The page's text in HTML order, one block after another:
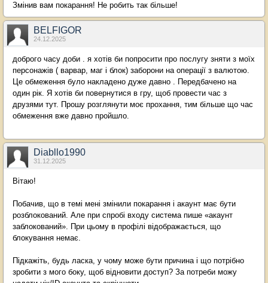
Змінив вам покарання! Не робить так більше!
BELFIGOR
24.12.2025
доброго часу доби . я хотів би попросити про послугу зняти з моїх
персонажів ( варвар, маг і блок) заборони на операції з валютою.
Це обмеження було накладено дуже давно . Передбачено на
один рік. Я хотів би повернутися в гру, щоб провести час з
друзями тут. Прошу розглянути моє прохання, тим більше що час
обмеження вже давно пройшло.
Diabllo1990
31.12.2025
Вітаю!
Побачив, що в темі мені змінили покарання і акаунт має бути
розблокований. Але при спробі входу система пише «акаунт
заблокований». При цьому в профілі відображається, що
блокування немає.
Підкажіть, будь ласка, у чому може бути причина і що потрібно
зробити з мого боку, щоб відновити доступ? За потреби можу